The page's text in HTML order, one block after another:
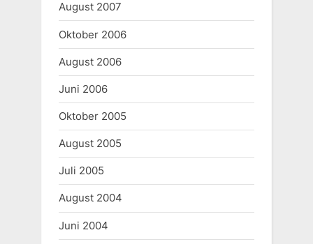
August 2007
Oktober 2006
August 2006
Juni 2006
Oktober 2005
August 2005
Juli 2005
August 2004
Juni 2004